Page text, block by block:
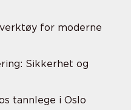
for moderne
Sikkerhet og
tannlege i Oslo